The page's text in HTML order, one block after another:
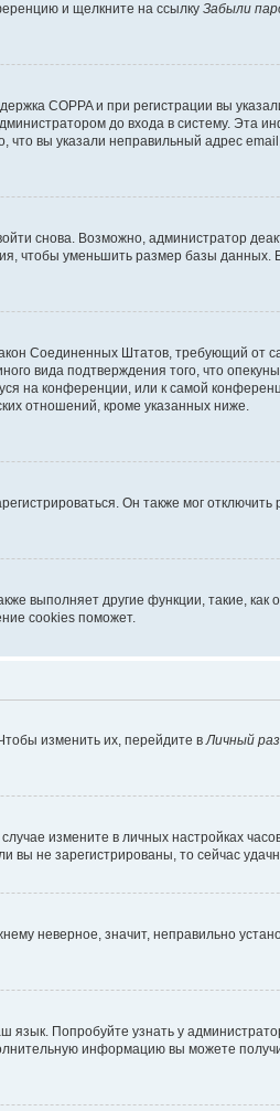
и щелкните на ссылку Забыли
COPPA и при регистрации вы
до входа в систему. Эта
вы указали неправильный адрес
снова. Возможно, администратор
уменьшить размер базы данных.
Соединенных Штатов, требующий от
вида подтверждения того, что
на конференции, или к самой
отношений, кроме указанных ниже.
Он также мог
выполняет другие функции, такие,
cookies поможет.
изменить их, перейдите вЛичный
измените в личных настройках
вы не зарегистрированы, то сейчас
неверное, значит, неправильно
Попробуйте узнать у
информацию вы можете